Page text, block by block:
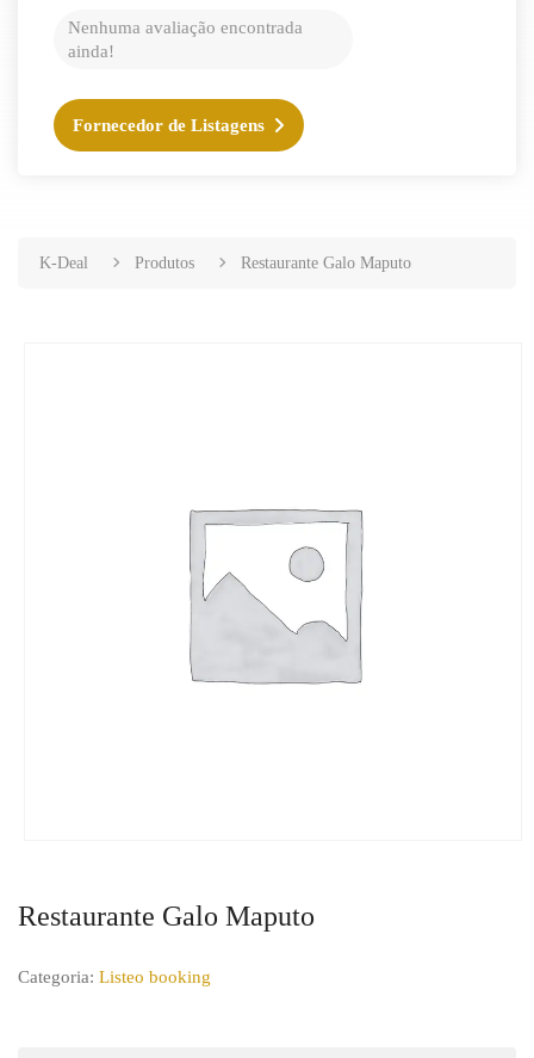
Nenhuma avaliação encontrada
ainda!
Fornecedor de Listagens
K-Deal Produtos Restaurante Galo Maputo
Restaurante Galo Maputo
Categoria: Listeo booking